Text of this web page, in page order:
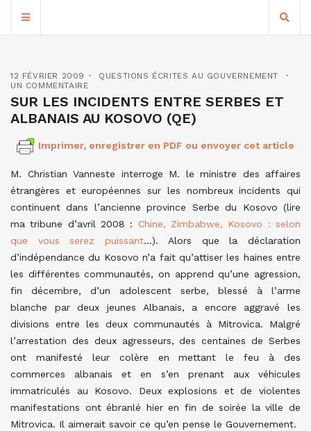
12 FÉVRIER 2009
QUESTIONS ÉCRITES AU GOUVERNEMENT
UN COMMENTAIRE
SUR LES INCIDENTS ENTRE SERBES ET
ALBANAIS AU KOSOVO (QE)
Imprimer, enregistrer en PDF ou envoyer cet article
M. Christian Vanneste interroge M. le ministre des affaires
étrangères et européennes sur les nombreux incidents qui
continuent dans l’ancienne province Serbe du Kosovo (lire
ma tribune d’avril 2008 : Chine, Zimbabwe, Kosovo : selon
que vous serez puissant…). Alors que la déclaration
d’indépendance du Kosovo n’a fait qu’attiser les haines entre
les différentes communautés, on apprend qu’une agression,
fin décembre, d’un adolescent serbe, blessé à l’arme
blanche par deux jeunes Albanais, a encore aggravé les
divisions entre les deux communautés à Mitrovica. Malgré
l’arrestation des deux agresseurs, des centaines de Serbes
ont manifesté leur colère en mettant le feu à des
commerces albanais et en s’en prenant aux véhicules
immatriculés au Kosovo. Deux explosions et de violentes
manifestations ont ébranlé hier en fin de soirée la ville de
Mitrovica. Il aimerait savoir ce qu’en pense le Gouvernement.